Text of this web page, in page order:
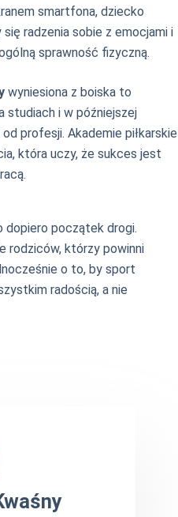
smartfona, dziecko
się radzenia sobie z emocjami i
sprawność fizyczną.
wyniesiona z boiska to
studiach i w późniejszej
profesji. Akademie piłkarskie
która uczy, że sukces jest
dopiero początek drogi.
rodziców, którzy powinni
o to, by sport
radością, a nie